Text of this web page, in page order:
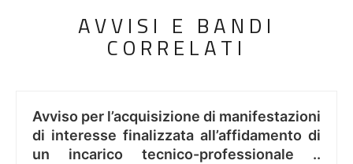
AVVISI E BANDI
CORRELATI
Avviso per l’acquisizione di manifestazioni
di interesse finalizzata all’affidamento di
un incarico tecnico-professionale ..